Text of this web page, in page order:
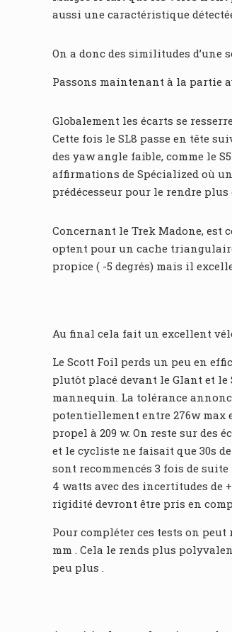
aussi une caractéristique
On a donc des similitudes d’une
Passons maintenant à la partie
Globalement les écarts se
Cette fois le SL8 passe en tête
des yaw angle faible, comme le
affirmations de Spécialized où
prédécesseur pour le rendre
Concernant le Trek Madone, est
optent pour un cache
propice ( -5 degrés) mais il
Au final cela fait un excellent
Le Scott Foil perds un peu en
plutôt placé devant le GIant et le
mannequin. La tolérance
potentiellement entre 276w max
propel à 209 w. On reste sur des
et le cycliste ne faisait que 30s
sont recommencés 3 fois de
4 watts avec des incertitudes de
rigidité devront être pris en
Pour compléter ces tests on peut
mm . Cela le rends plus
peu plus .